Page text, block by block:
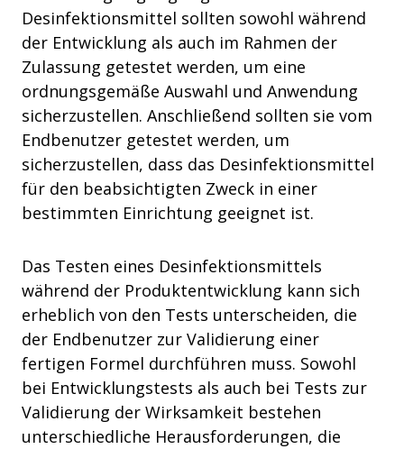
Desinfektionsmittel sollten sowohl während
der Entwicklung als auch im Rahmen der
Zulassung getestet werden, um eine
ordnungsgemäße Auswahl und Anwendung
sicherzustellen. Anschließend sollten sie vom
Endbenutzer getestet werden, um
sicherzustellen, dass das Desinfektionsmittel
für den beabsichtigten Zweck in einer
bestimmten Einrichtung geeignet ist.
Das Testen eines Desinfektionsmittels
während der Produktentwicklung kann sich
erheblich von den Tests unterscheiden, die
der Endbenutzer zur Validierung einer
fertigen Formel durchführen muss. Sowohl
bei Entwicklungstests als auch bei Tests zur
Validierung der Wirksamkeit bestehen
unterschiedliche Herausforderungen, die